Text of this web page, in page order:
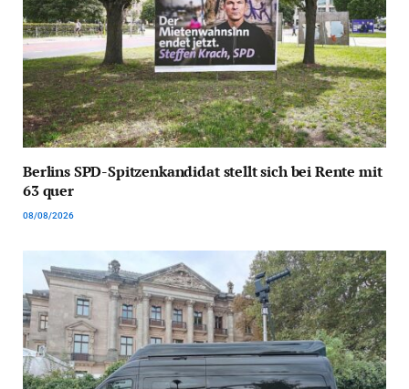
Berlins SPD-Spitzenkandidat stellt sich bei Rente mit
63 quer
08/08/2026